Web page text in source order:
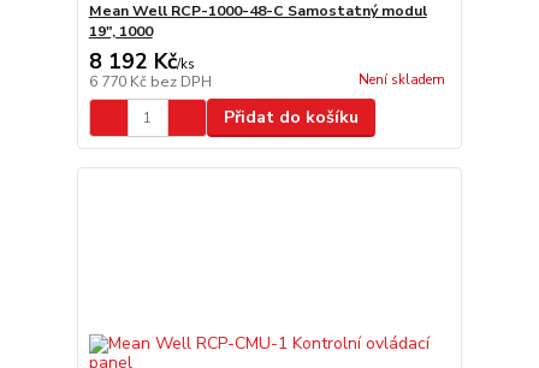
Mean Well RCP-1000-48-C Samostatný modul
19", 1000
8 192 Kč/ks
6 770 Kč bez DPH Není skladem
Přidat do košíku